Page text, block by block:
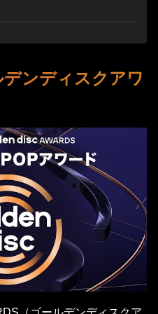
）
）
）
スクアワード（2025
ディスクアワ